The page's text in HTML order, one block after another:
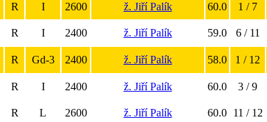
R I 2600 ž. Jiří Palík 60.0 1 / 7
R I 2400 ž. Jiří Palík 59.0 6 / 11
R Gd-3 2400 ž. Jiří Palík 58.0 1 / 12
R I 2400 ž. Jiří Palík 60.0 3 / 9
R L 2600 ž. Jiří Palík 60.0 11 / 12